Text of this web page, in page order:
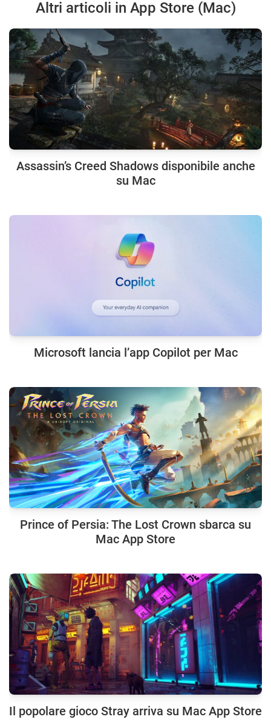
Altri articoli in App Store (Mac)
Assassin’s Creed Shadows disponibile anche
su Mac
Microsoft lancia l’app Copilot per Mac
Prince of Persia: The Lost Crown sbarca su
Mac App Store
Il popolare gioco Stray arriva su Mac App Store